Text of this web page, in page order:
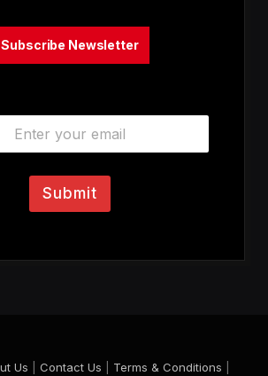
Subscribe Newsletter
Submit
Us Contact Us Terms & Conditions